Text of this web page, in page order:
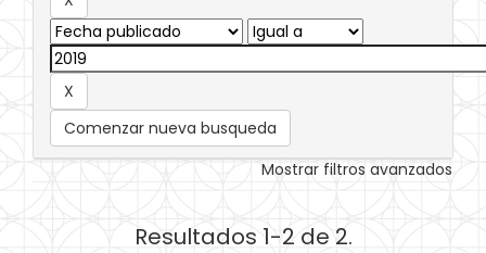
Comenzar nueva busqueda
Mostrar filtros avanzados
Resultados 1-2 de 2.